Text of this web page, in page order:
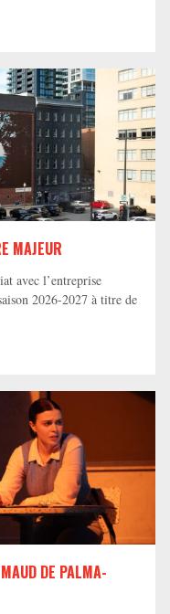
MAJEUR
avec l’entreprise
2026-2027 à titre de
DE PALMA-